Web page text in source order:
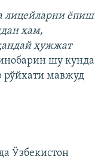
лицейларни ёпиш
ҳам,
ҳужжат
шу кунда
рўйхати мавжуд
Ўзбекистон